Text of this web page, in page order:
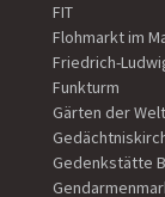
FIT
Flohmarkt im
Friedrich-
Funkturm
Gärten der Welt
Gedenkstätte